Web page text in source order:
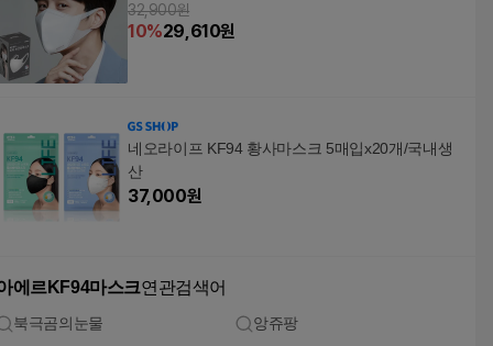
32,900원
10%29,610원
네오라이프 KF94 황사마스크 5매입x20개/국내생
산
37,000원
에르KF94마스크연관검색어
북극곰의눈물 앙쥬팡